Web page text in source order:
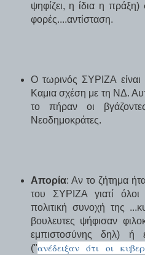
ψηφίζει, η ίδια η πράξη)
φορές....αντίσταση.
Ο τωρινός ΣΥΡΙΖΑ
Καμια σχέση με τη ΝΔ.
το πήραν οι
Νεοδημοκράτες.
Απορία: Αν το ζήτημα
του ΣΥΡΙΖΑ γιατί
πολιτική συνοχή της
βουλευτες ψήφισαν
εμπιστοσύνης δηλ) ή
("ανέδειξαν ότι οι